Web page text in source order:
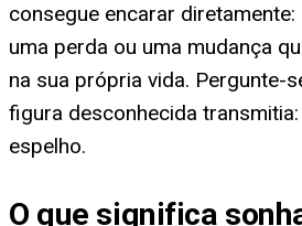
consegue encarar
uma perda ou uma mudança
na sua própria vida. Pergunte-
figura desconhecida
espelho.
O que significa